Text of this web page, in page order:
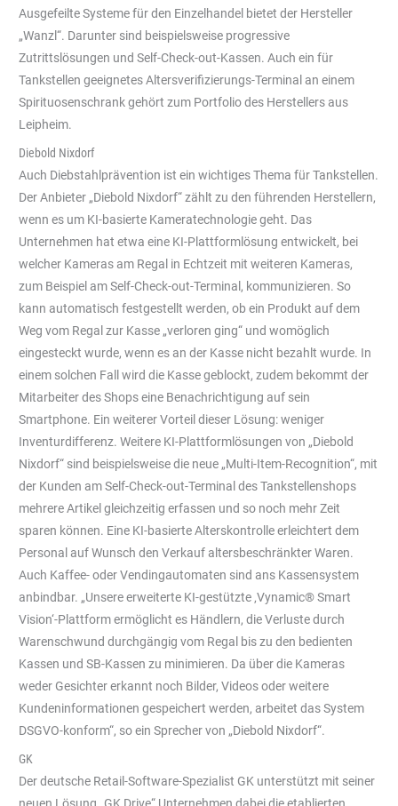
Ausgefeilte Systeme für den Einzelhandel bietet der Hersteller
„Wanzl“. Darunter sind beispielsweise progressive
Zutrittslösungen und Self-Check-out-Kassen. Auch ein für
Tankstellen geeignetes Altersverifizierungs-Terminal an einem
Spirituosenschrank gehört zum Portfolio des Herstellers aus
Leipheim.
Diebold Nixdorf
Auch Diebstahlprävention ist ein wichtiges Thema für Tankstellen.
Der Anbieter „Diebold Nixdorf“ zählt zu den führenden Herstellern,
wenn es um KI-basierte Kameratechnologie geht. Das
Unternehmen hat etwa eine KI-Plattformlösung entwickelt, bei
welcher Kameras am Regal in Echtzeit mit weiteren Kameras,
zum Beispiel am Self-Check-out-Terminal, kommunizieren. So
kann automatisch festgestellt werden, ob ein Produkt auf dem
Weg vom Regal zur Kasse „verloren ging“ und womöglich
eingesteckt wurde, wenn es an der Kasse nicht bezahlt wurde. In
einem solchen Fall wird die Kasse geblockt, zudem bekommt der
Mitarbeiter des Shops eine Benachrichtigung auf sein
Smartphone. Ein weiterer Vorteil dieser Lösung: weniger
Inventurdifferenz. Weitere KI-Plattformlösungen von „Diebold
Nixdorf“ sind beispielsweise die neue „Multi-Item-Recognition“, mit
der Kunden am Self-Check-out-Terminal des Tankstellenshops
mehrere Artikel gleichzeitig erfassen und so noch mehr Zeit
sparen können. Eine KI-basierte Alterskontrolle erleichtert dem
Personal auf Wunsch den Verkauf altersbeschränkter Waren.
Auch Kaffee- oder Vendingautomaten sind ans Kassensystem
anbindbar. „Unsere erweiterte KI-gestützte ‚Vynamic® Smart
Vision‘-Plattform ermöglicht es Händlern, die Verluste durch
Warenschwund durchgängig vom Regal bis zu den bedienten
Kassen und SB-Kassen zu minimieren. Da über die Kameras
weder Gesichter erkannt noch Bilder, Videos oder weitere
Kundeninformationen gespeichert werden, arbeitet das System
DSGVO-konform“, so ein Sprecher von „Diebold Nixdorf“.
GK
Der deutsche Retail-Software-Spezialist GK unterstützt mit seiner